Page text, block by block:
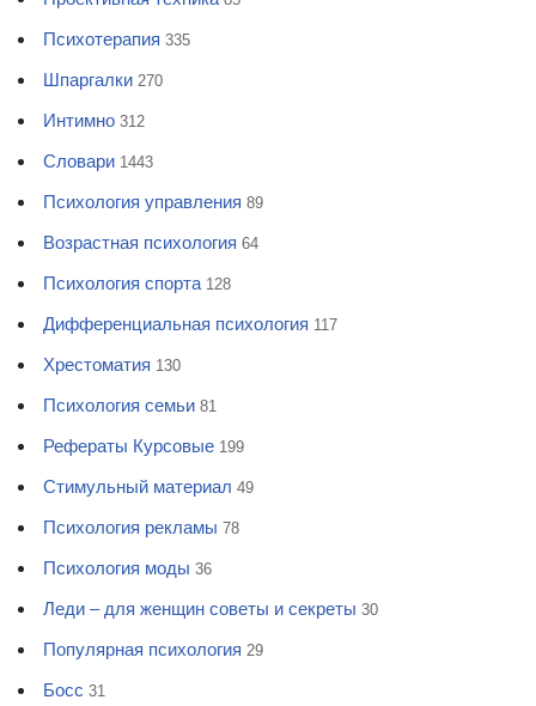
Психотерапия 335
Шпаргалки 270
Интимно 312
Словари 1443
Психология управления 89
Возрастная психология 64
Психология спорта 128
Дифференциальная психология 117
Хрестоматия 130
Психология семьи 81
Рефераты Курсовые 199
Стимульный материал 49
Психология рекламы 78
Психология моды 36
Леди – для женщин советы и секреты 30
Популярная психология 29
Босс 31